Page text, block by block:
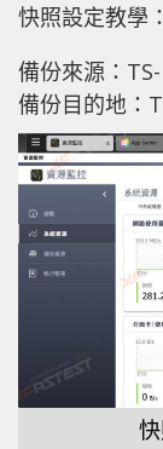
快照設定教學：
備份來源：
備份目的地：